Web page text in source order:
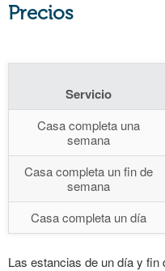
Precios
Servicio
Casa completa una
semana
Casa completa un fin de
semana
Casa completa un día
Las estancias de un día y